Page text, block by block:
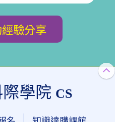
驗分享
學院 CS